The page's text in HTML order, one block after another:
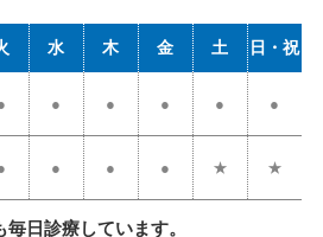
水 木 金 土 日・祝
● ● ● ● ●
● ● ● ★ ★
日診療しています。